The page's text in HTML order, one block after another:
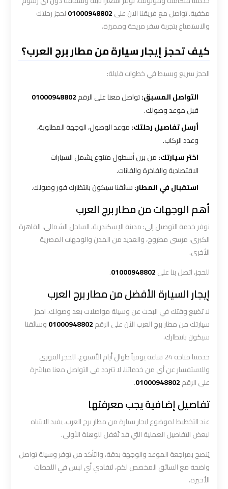
مخفية. تواصل مع فريقنا الآن على01000948802لحجز رحلتك
والاستمتاع بتجربة سفر مريحة ومميزة.
كيف تحجز إيجار سيارة من مطار برج العرب؟
الحجز سريع وبسيط في خطوات قليلة:
التواصل المسبق:تواصل معنا على الرقم01000948802
قبل موعد وصولك.
أرسل تفاصيل رحلتك:موعد الوصول، الوجهة المطلوبة،
وعدد الركاب.
اختر سيارتك:من بين أسطول متنوع يشمل السيارات
الاقتصادية والفاخرة والفانات.
استقبال في المطار:سائقنا سيكون بانتظارك فور وصولك.
أهم الوجهات من مطار برج العرب
نوفر خدمة التوصيل إلى: مدينة الإسكندرية، الساحل الشمالي، القاهرة
الكبرى، مرسى مطروح، والعديد من المدن والوجهات المصرية
الأخرى.
للحجز، اتصل بنا على01000948802
.
إيجار السيارة الأفضل من مطار برج العرب
لا تضيع وقتك في البحث عن وسيلة مواصلات بعد وصولك. احجز
سيارتك من مطار برج العرب الآن على الرقم01000948802وسائقنا
سيكون بانتظارك.
خدمتنا متاحة 24 ساعة يومياً طوال أيام الأسبوع. للحجز الفوري
وللاستفسار عن أي من خدماتنا، لا تتردد في التواصل معنا مباشرة
على الرقم01000948802
.
تفاصيل إضافية يجب معرفتها
عند التخطيط لموضوع ايجار سيارة من مطار برج العرب، يفيد الانتباه
لبعض التفاصيل العملية التي قد تُغفل للوهلة الأولى.
يُنصح بمراجعة الموعد والوجهة بدقة، والتأكد من توفر وسيلة تواصل
واضحة مع السائق المخصص لكم، لتفادي أي لبس في اللحظات
الأخيرة.
القاهرة
اسكندرية
ليموزين
المطار
اكتوبر
ليموزين
القاهرة
أسعار
ليموزين
القاهرة
ليموزين
القاهرة
اسكندرية
ليموزين